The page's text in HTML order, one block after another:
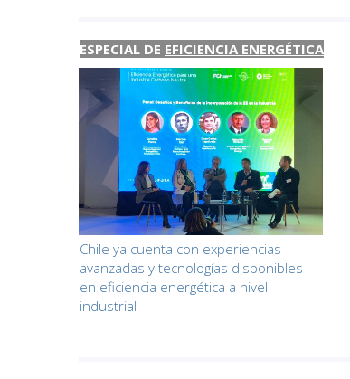
ESPECIAL DE EFICIENCIA ENERGÉTICA
Chile ya cuenta con experiencias
avanzadas y tecnologías disponibles
en eficiencia energética a nivel
industrial